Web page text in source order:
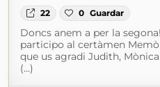
22 0 Guardar
Doncs anem a per la
participo al certàmen
que us agradi Judith,
(...)